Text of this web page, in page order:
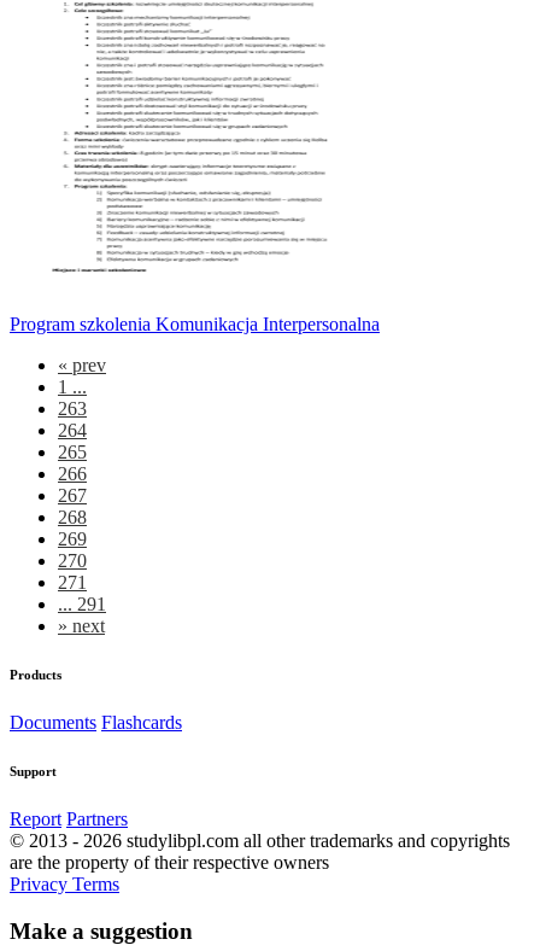
Program szkolenia Komunikacja Interpersonalna
« prev
1 ...
263
264
265
266
267
268
269
270
271
... 291
» next
Products
Documents Flashcards
Support
Report Partners
© 2013 - 2026 studylibpl.com all other trademarks and copyrights
are the property of their respective owners
Privacy Terms
Make a suggestion